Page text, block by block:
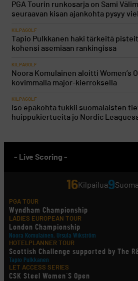
PGA Tourin runkosarja on Sami
seuraavan kisan ajankohta pysyy
KILPAGOLF
Tapio Pulkkanen haki tärkeitä
kohensi asemiaan rankingissa
KILPAGOLF
Noora Komulainen aloitti Women’s
kovimmalla major-kierroksella
KILPAGOLF
Iso epäkohta tukkii suomalaisten
huippukiertueita jo Nordic
- Live Scoring -
16Kilpailua9
PGA TOUR
Wyndham Championship
LADIES EUROPEAN TOUR
London Championship
Noora Komulainen, Ursula Wikström
HOTELPLANNER TOUR
Scottish Challenge supported by The
Tapio Pulkkanen
LET ACCESS SERIES
CSK Steel Women´S Open